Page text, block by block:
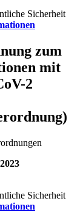
zum
mit
2